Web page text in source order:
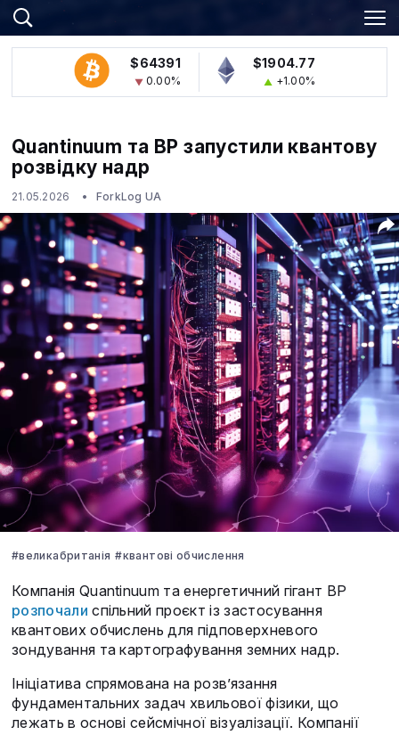
$64391
0.00%
$1904.77
+1.00%
Quantinuum та BP запустили квантову
розвідку надр
21.05.2026 ForkLog UA
#великабританія #квантові обчислення
Компанія Quantinuum та енергетичний гігант BP
розпочали спільний проєкт із застосування
квантових обчислень для підповерхневого
зондування та картографування земних надр.
Ініціатива спрямована на розв’язання
фундаментальних задач хвильової фізики, що
лежать в основі сейсмічної візуалізації. Компанії